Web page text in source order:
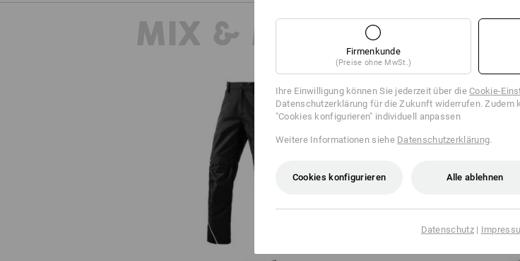
MIX & MATCH
Bundhose e.s.motion
Firmenkunde
(Preise ohne MwSt.)
Ihre Einwilligung können Sie jederzeit über dieCookie-
Datenschutzerklärung für die Zukunft widerrufen. Zudem
"Cookies konfigurieren" individuell anpassen
Weitere Informationen siehe Datenschutzerklärung.
Cookies konfigurieren Alle ablehnen
Datenschutz|